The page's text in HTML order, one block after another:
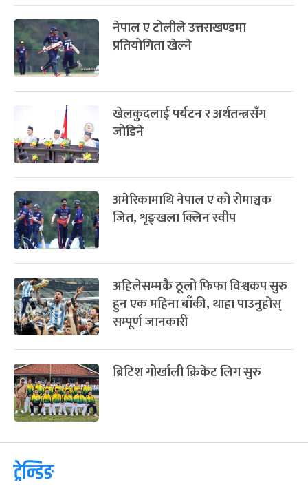
नेपाल ए टोलीले उत्तराखण्डमा
प्रतियोगिता खेल्ने
खेलकुदलाई पर्यटन र अर्थतन्त्रसँग
जोडिने
अमेरिकामाथि नेपाल ए को रोमाञ्चक
जित, शृङ्खला क्लिन स्वीप
अहिलेसम्मकै ठूलो फिफा विश्वकप सुरु
हुन एक महिना बाँकी, थाहा पाउनुहोस्
सम्पूर्ण जानकारी
ब्रिटिश गोर्खाली क्रिकेट लिग सुरु
ट्रेन्डिङ